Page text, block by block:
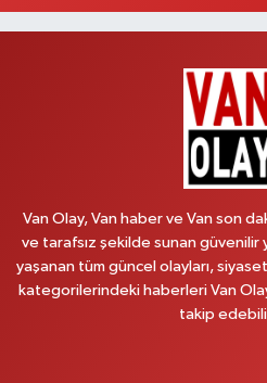
Vanyolu Caddesi Yeni Diş Hastanesi Yanı
Yol Tarifi Al
CUMHURİYET MAH.KONAK SK.NO:6
0 (530) 442 24 65 Yol Tarifi Al
Yiğit Eczanesi
Van Olay, Van haber ve Van son
ve tarafsız şekilde sunan
yaşanan tüm güncel olayları,
kategorilerindeki haberleri Van
takip